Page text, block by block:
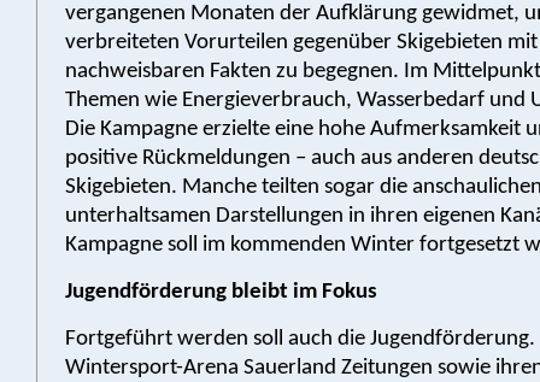
vergangenen Monaten der Aufklärung gewidmet,
verbreiteten Vorurteilen gegenüber Skigebieten
nachweisbaren Fakten zu begegnen. Im
Themen wie Energieverbrauch, Wasserbedarf und
Die Kampagne erzielte eine hohe Aufmerksamkeit
positive Rückmeldungen – auch aus anderen
Skigebieten. Manche teilten sogar die
unterhaltsamen Darstellungen in ihren eigenen
Kampagne soll im kommenden Winter fortgesetzt
Jugendförderung bleibt im Fokus
Fortgeführt werden soll auch die Jugendförderung.
Wintersport-Arena Sauerland Zeitungen sowie